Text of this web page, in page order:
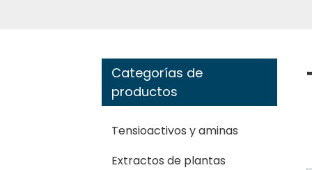
Categorías de
productos
Tensioactivos y aminas
Extractos de plantas